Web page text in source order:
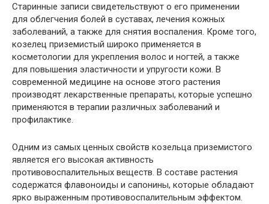
Старинные записи свидетельствуют о его применении
для облегчения болей в суставах, лечения кожных
заболеваний, а также для снятия воспаления. Кроме того,
козелец приземистый широко применяется в
косметологии для укрепления волос и ногтей, а также
для повышения эластичности и упругости кожи. В
современной медицине на основе этого растения
производят лекарственные препараты, которые успешно
применяются в терапии различных заболеваний и
профилактике.
Одним из самых ценных свойств козельца приземистого
является его высокая активность
противовоспалительных веществ. В составе растения
содержатся флавоноиды и сапонины, которые обладают
ярко выраженным противовоспалительным эффектом.